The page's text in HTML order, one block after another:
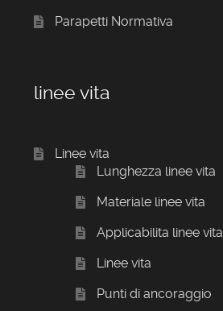
Parapetti Normativa
linee vita
Linee vita
Lunghezza linee vita
Materiale linee vita
Applicabilita linee vita
Linee vita
Punti di ancoraggio